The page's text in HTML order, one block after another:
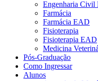
Engenharia Civil
Farmácia
Farmácia EAD
Fisioterapia
Fisioterapia EAD
Medicina
Pós-Graduação
Como Ingressar
Alunos